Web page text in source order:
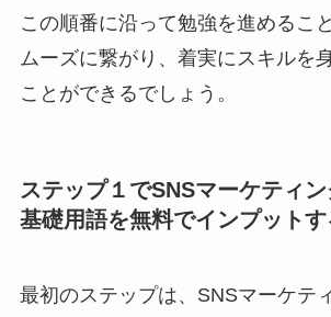
この順番に沿って勉強を進めるこ
ムーズに繋がり、着実にスキルを
ことができるでしょう。
ステップ１でSNSマーケティ
基礎用語を無料でインプットす
最初のステップは、SNSマーケテ